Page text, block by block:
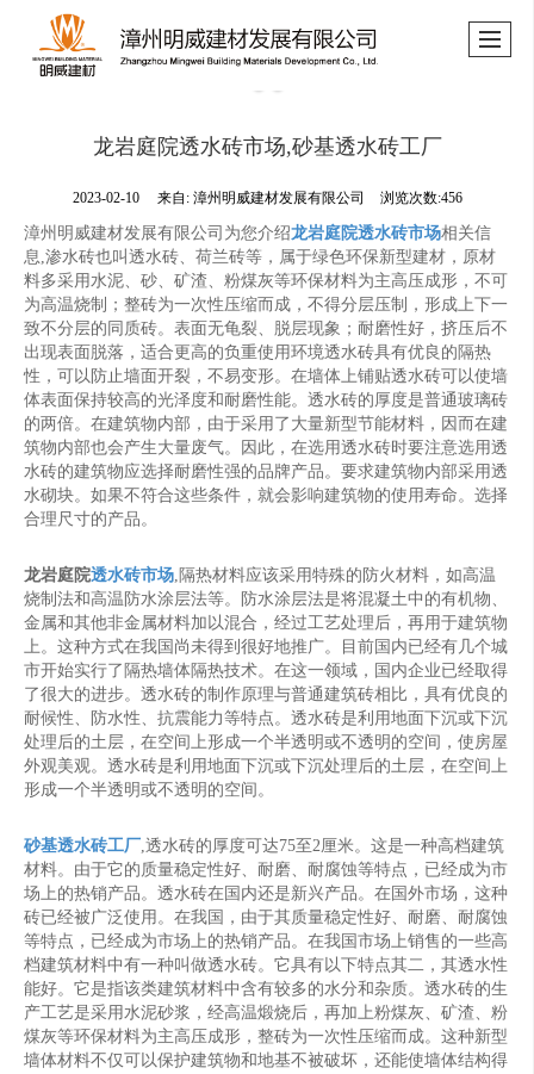
龙岩庭院透水砖市场,砂基透水砖工厂
2023-02-10 来自: 漳州明威建材发展有限公司 浏览次数:456
漳州明威建材发展有限公司为您介绍龙岩庭院透水砖市场相关信
息,渗水砖也叫透水砖、荷兰砖等，属于绿色环保新型建材，原材
料多采用水泥、砂、矿渣、粉煤灰等环保材料为主高压成形，不可
为高温烧制；整砖为一次性压缩而成，不得分层压制，形成上下一
致不分层的同质砖。表面无龟裂、脱层现象；耐磨性好，挤压后不
出现表面脱落，适合更高的负重使用环境透水砖具有优良的隔热
性，可以防止墙面开裂，不易变形。在墙体上铺贴透水砖可以使墙
体表面保持较高的光泽度和耐磨性能。透水砖的厚度是普通玻璃砖
的两倍。在建筑物内部，由于采用了大量新型节能材料，因而在建
筑物内部也会产生大量废气。因此，在选用透水砖时要注意选用透
水砖的建筑物应选择耐磨性强的品牌产品。要求建筑物内部采用透
水砌块。如果不符合这些条件，就会影响建筑物的使用寿命。选择
合理尺寸的产品。
龙岩庭院透水砖市场,隔热材料应该采用特殊的防火材料，如高温
烧制法和高温防水涂层法等。防水涂层法是将混凝土中的有机物、
金属和其他非金属材料加以混合，经过工艺处理后，再用于建筑物
上。这种方式在我国尚未得到很好地推广。目前国内已经有几个城
市开始实行了隔热墙体隔热技术。在这一领域，国内企业已经取得
了很大的进步。透水砖的制作原理与普通建筑砖相比，具有优良的
耐候性、防水性、抗震能力等特点。透水砖是利用地面下沉或下沉
处理后的土层，在空间上形成一个半透明或不透明的空间，使房屋
外观美观。透水砖是利用地面下沉或下沉处理后的土层，在空间上
形成一个半透明或不透明的空间。
砂基透水砖工厂,透水砖的厚度可达75至2厘米。这是一种高档建筑
材料。由于它的质量稳定性好、耐磨、耐腐蚀等特点，已经成为市
场上的热销产品。透水砖在国内还是新兴产品。在国外市场，这种
砖已经被广泛使用。在我国，由于其质量稳定性好、耐磨、耐腐蚀
等特点，已经成为市场上的热销产品。在我国市场上销售的一些高
档建筑材料中有一种叫做透水砖。它具有以下特点其二，其透水性
能好。它是指该类建筑材料中含有较多的水分和杂质。透水砖的生
产工艺是采用水泥砂浆，经高温煅烧后，再加上粉煤灰、矿渣、粉
煤灰等环保材料为主高压成形，整砖为一次性压缩而成。这种新型
墙体材料不仅可以保护建筑物和地基不被破坏，还能使墙体结构得